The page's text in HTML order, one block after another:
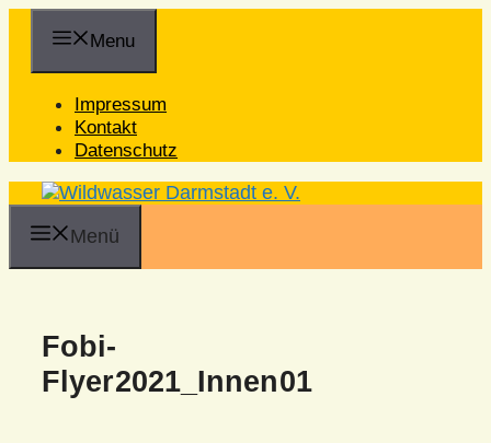
Inhalt
Menu
Impressum
Kontakt
Datenschutz
Menü
Fobi-
Flyer2021_Innen01